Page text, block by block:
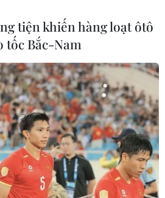
tiên hậu Brexit sẽ
giữa tháng 3
tiện khiến hàng loạt ôtô
tốc Bắc-Nam